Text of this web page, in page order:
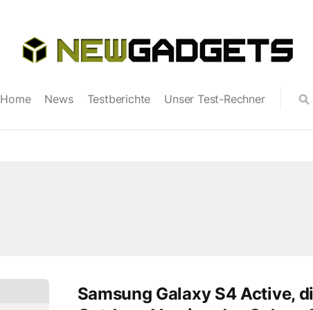
Home News Testberichte Unser Test-Rechner
Samsung Galaxy S4 Active,